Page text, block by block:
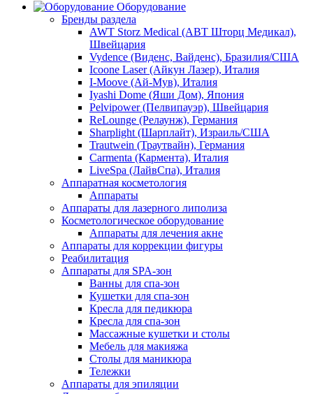
Оборудование
Бренды раздела
AWT Storz Medical (АВТ Шторц Медикал),
Швейцария
Vydence (Виденс, Вайденс), Бразилия/США
Icoone Laser (Айкун Лазер), Италия
I-Moove (Ай-Мув), Италия
Iyashi Dome (Яши Дом), Япония
Pelvipower (Пелвипауэр), Швейцария
ReLounge (Релаунж), Германия
Sharplight (Шарплайт), Израиль/США
Trautwein (Траутвайн), Германия
Carmenta (Кармента), Италия
LiveSpa (ЛайвСпа), Италия
Аппаратная косметология
Аппараты
Аппараты для лазерного липолиза
Косметологическое оборудование
Аппараты для лечения акне
Аппараты для коррекции фигуры
Реабилитация
Аппараты для SPA-зон
Ванны для спа-зон
Кушетки для спа-зон
Кресла для педикюра
Кресла для спа-зон
Массажные кушетки и столы
Мебель для макияжа
Столы для маникюра
Тележки
Аппараты для эпиляции